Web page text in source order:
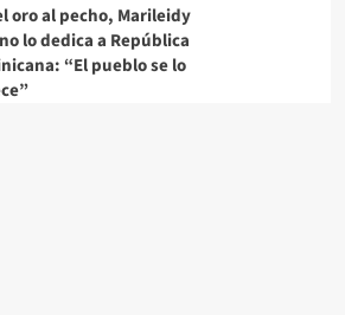
oro al pecho, Marileidy
lo dedica a República
“El pueblo se lo